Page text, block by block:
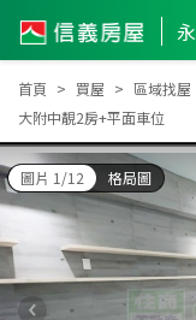
首頁 買屋 區域找屋
大附中靚2房+平面車位
圖片 1/12 格局圖